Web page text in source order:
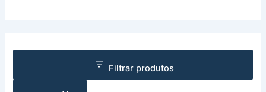
Filtrar produtos